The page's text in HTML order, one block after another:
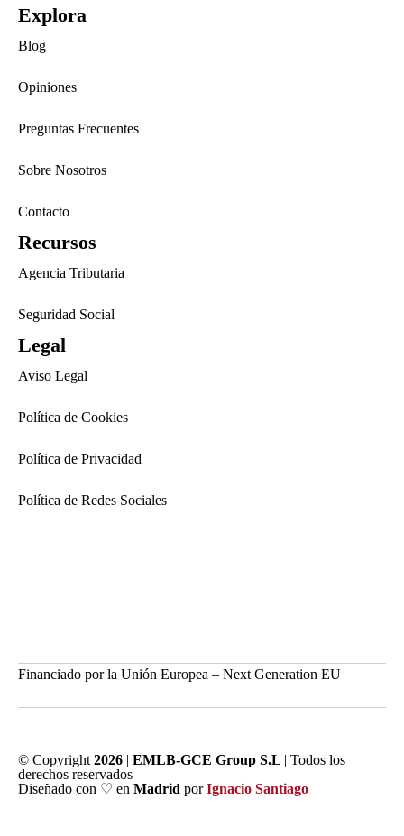
Explora
Blog
Opiniones
Preguntas Frecuentes
Sobre Nosotros
Contacto
Recursos
Agencia Tributaria
Seguridad Social
Legal
Aviso Legal
Política de Cookies
Política de Privacidad
Política de Redes Sociales
Financiado por la Unión Europea – Next Generation EU
© Copyright 2026 | EMLB-GCE Group S.L | Todos los
derechos reservados
Diseñado con ♡ en Madrid porIgnacio Santiago